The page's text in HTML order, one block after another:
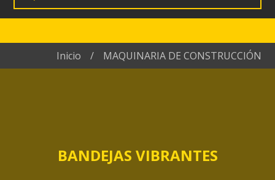
Ir directamente al contenido
Inicio MAQUINARIA DE CONSTRUCCIÓN
BANDEJAS VIBRANTES